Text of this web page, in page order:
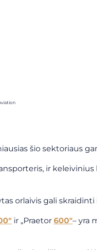
šio sektoriaus
ir
orlaivis gali
ir „Praetor 600″– yra